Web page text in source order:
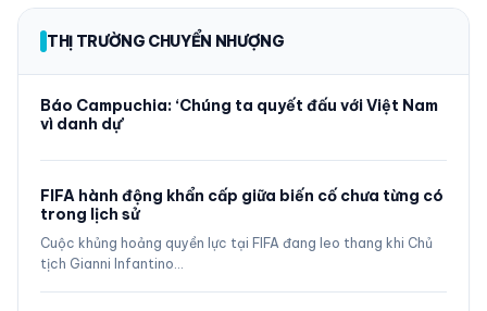
THỊ TRƯỜNG CHUYỂN NHƯỢNG
Báo Campuchia: ‘Chúng ta quyết đấu với Việt Nam
vì danh dự’
FIFA hành động khẩn cấp giữa biến cố chưa từng có
trong lịch sử
Cuộc khủng hoảng quyền lực tại FIFA đang leo thang khi Chủ
tịch Gianni Infantino…